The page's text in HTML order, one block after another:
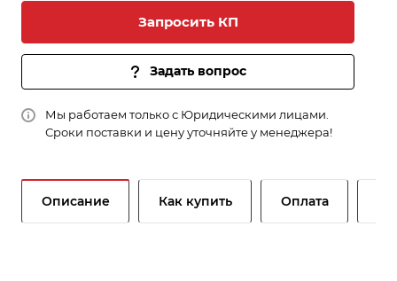
Запросить КП
Задать вопрос
Мы работаем только с Юридическими лицами.
Сроки поставки и цену уточняйте у менеджера!
Описание Как купить Оплата